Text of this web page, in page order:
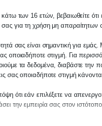
ΑΠΌ
σε
παρακαλούμε
στο27210 62510-
για
υπόθεση σας.
κάτω των 16 ετών, βεβαιωθείτε
για τη χρήση μη απαραίτητων
σας είναι σημαντική για
οποιαδήποτε στιγμή. Για
τα δεδομένα, διαβάστε την
σας οποιαδήποτε στιγμή
ότι εάν επιλέξετε να
την εμπειρία σας στον